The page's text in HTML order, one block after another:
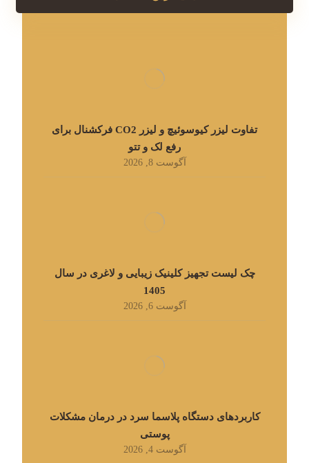
تفاوت لیزر کیوسوئیچ و لیزر CO2 فرکشنال برای
رفع لک و تتو
آگوست 8, 2026
چک لیست تجهیز کلینیک زیبایی و لاغری در سال
1405
آگوست 6, 2026
کاربردهای دستگاه پلاسما سرد در درمان مشکلات
پوستی
آگوست 4, 2026